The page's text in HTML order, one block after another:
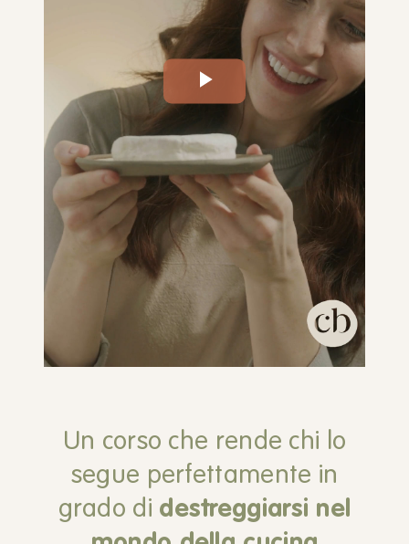
Play
Video
Un corso che rende chi lo
segue perfettamente in
grado di destreggiarsi nel